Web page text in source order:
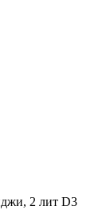
2 лит D3